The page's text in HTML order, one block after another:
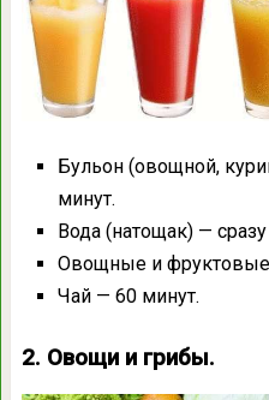
Бульон (овощной,
минут.
Вода (натощак) —
Овощные и фруктовые
Чай — 60 минут.
2. Овощи и грибы.